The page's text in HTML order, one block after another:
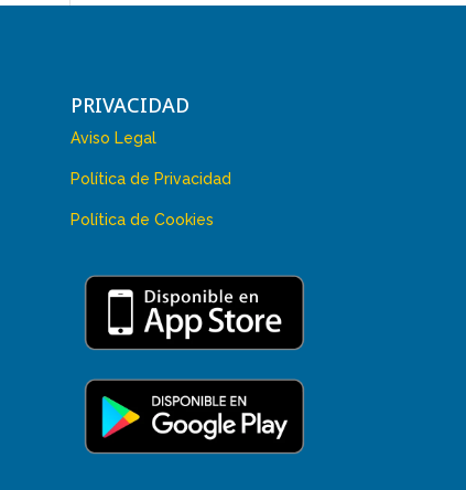
PRIVACIDAD
Aviso Legal
Política de Privacidad
Política de Cookies